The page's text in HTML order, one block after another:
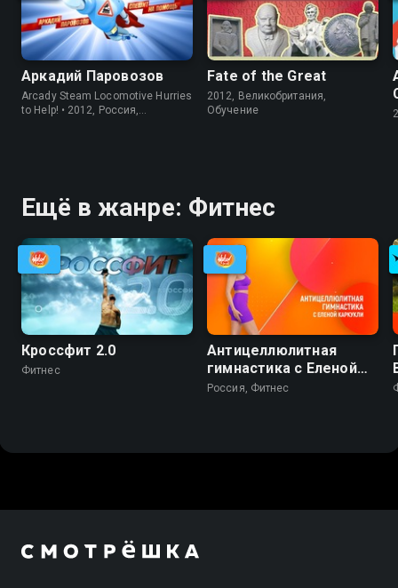
Аркадий Паровозов
Arcady Steam Locomotive Hurries
to Help! • 2012, Россия,
Fate of the Great
2012, Великобритания,
Обучение
Ещё в жанре: Фитнес
Кроссфит 2.0
Фитнес
Антицеллюлитная
гимнастика с Еленой
Каркукли
Россия, Фитнес